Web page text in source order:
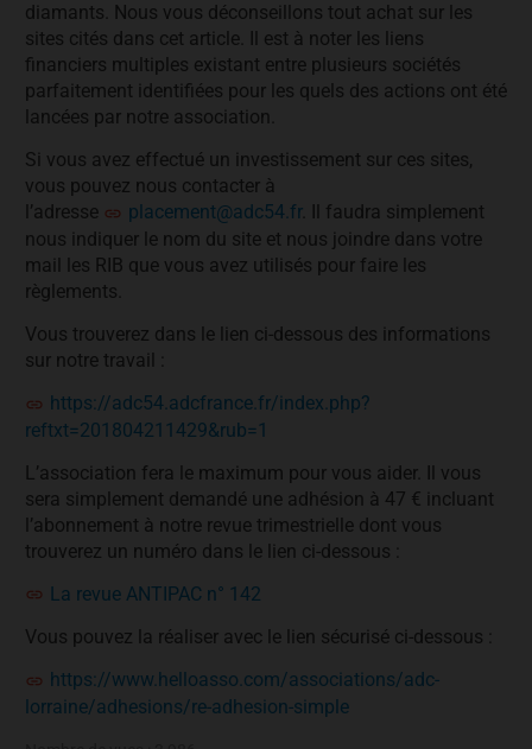
diamants. Nous vous déconseillons tout achat sur les
sites cités dans cet article. Il est à noter les liens
financiers multiples existant entre plusieurs sociétés
parfaitement identifiées pour les quels des actions ont été
lancées par notre association.
Si vous avez effectué un investissement sur ces sites,
vous pouvez nous contacter à
l’adresse
placement@adc54.fr. Il faudra simplement
nous indiquer le nom du site et nous joindre dans votre
mail les RIB que vous avez utilisés pour faire les
règlements.
Vous trouverez dans le lien ci-dessous des informations
sur notre travail :
https://adc54.adcfrance.fr/index.php?
reftxt=201804211429&rub=1
L’association fera le maximum pour vous aider. Il vous
sera simplement demandé une adhésion à 47 € incluant
l’abonnement à notre revue trimestrielle dont vous
trouverez un numéro dans le lien ci-dessous :
La revue ANTIPAC n° 142
Vous pouvez la réaliser avec le lien sécurisé ci-dessous :
https://www.helloasso.com/associations/adc-
lorraine/adhesions/re-adhesion-simple